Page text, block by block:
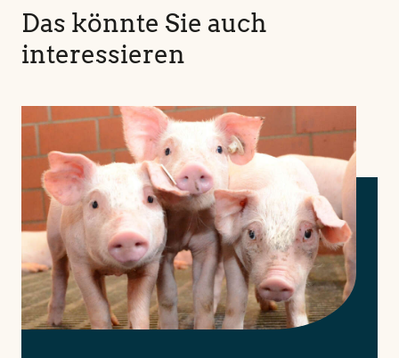
Das könnte Sie auch
interessieren